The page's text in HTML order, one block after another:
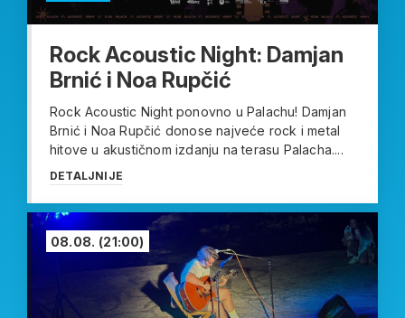
Rock Acoustic Night: Damjan
Brnić i Noa Rupčić
Rock Acoustic Night ponovno u Palachu! Damjan
Brnić i Noa Rupčić donose najveće rock i metal
hitove u akustičnom izdanju na terasu Palacha....
DETALJNIJE
08.08. (21:00)